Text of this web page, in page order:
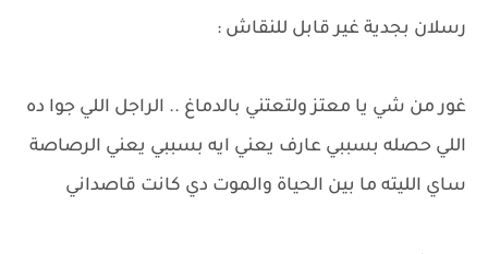
رسلان بجدية غير قابل للنقاش :
غور من شي يا معتز ولتعتني بالدماغ .. الراجل اللي جوا ده
اللي حصله بسببي عارف يعني ايه بسببي يعني الرصاصة
ساي الليته ما بين الحياة والموت دي كانت قاصداني